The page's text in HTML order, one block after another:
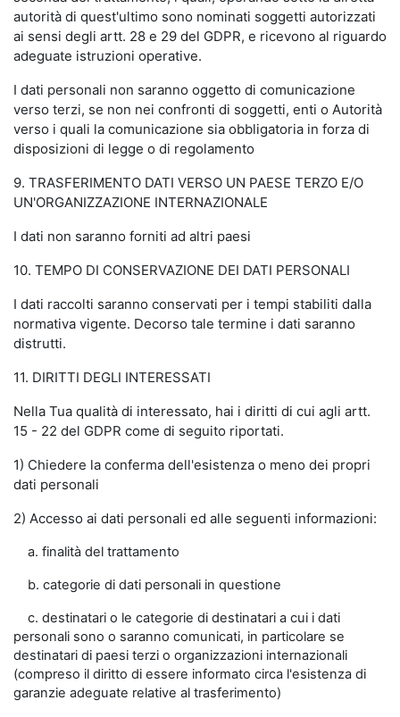
autorità di quest'ultimo sono nominati soggetti autorizzati
ai sensi degli artt. 28 e 29 del GDPR, e ricevono al riguardo
adeguate istruzioni operative.
I dati personali non saranno oggetto di comunicazione
verso terzi, se non nei confronti di soggetti, enti o Autorità
verso i quali la comunicazione sia obbligatoria in forza di
disposizioni di legge o di regolamento
9. TRASFERIMENTO DATI VERSO UN PAESE TERZO E/O
UN'ORGANIZZAZIONE INTERNAZIONALE
I dati non saranno forniti ad altri paesi
10. TEMPO DI CONSERVAZIONE DEI DATI PERSONALI
I dati raccolti saranno conservati per i tempi stabiliti dalla
normativa vigente. Decorso tale termine i dati saranno
distrutti.
11. DIRITTI DEGLI INTERESSATI
Nella Tua qualità di interessato, hai i diritti di cui agli artt.
15 - 22 del GDPR come di seguito riportati.
1) Chiedere la conferma dell'esistenza o meno dei propri
dati personali
2) Accesso ai dati personali ed alle seguenti informazioni:
a. finalità del trattamento
b. categorie di dati personali in questione
c. destinatari o le categorie di destinatari a cui i dati
personali sono o saranno comunicati, in particolare se
destinatari di paesi terzi o organizzazioni internazionali
(compreso il diritto di essere informato circa l'esistenza di
garanzie adeguate relative al trasferimento)